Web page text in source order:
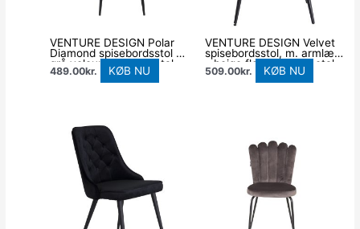
VENTURE DESIGN Polar
Diamond spisebordsstol –
grå velour og sort metal
489.00kr. KØB NU
VENTURE DESIGN Velvet
spisebordsstol, m. armlæn
– beige fløjl og sort metal
509.00kr. KØB NU